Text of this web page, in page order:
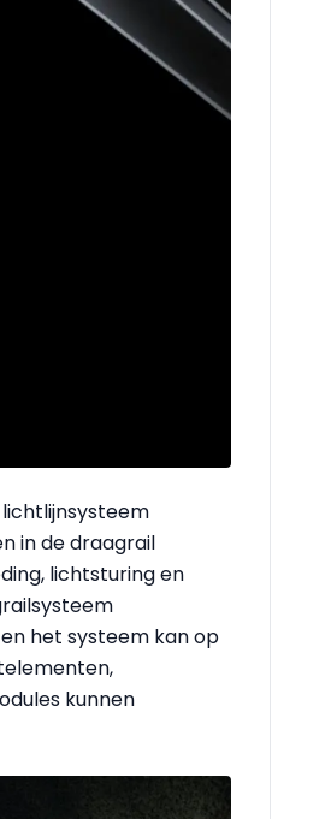
in de draagrail
lichtsturing en
het systeem kan op
kunnen